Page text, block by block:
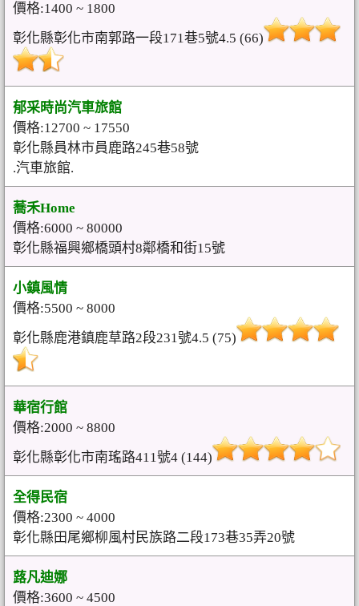
價格:1400 ~ 1800
彰化縣彰化市南郭路一段171巷5號4.5 (66)
郁采時尚汽車旅館
價格:12700 ~ 17550
彰化縣員林市員鹿路245巷58號
.汽車旅館.
蕎禾Home
價格:6000 ~ 80000
彰化縣福興鄉橋頭村8鄰橋和街15號
小鎮風情
價格:5500 ~ 8000
彰化縣鹿港鎮鹿草路2段231號4.5 (75)
華宿行館
價格:2000 ~ 8800
彰化縣彰化市南瑤路411號4 (144)
全得民宿
價格:2300 ~ 4000
彰化縣田尾鄉柳風村民族路二段173巷35弄20號
蕗凡迪娜
價格:3600 ~ 4500